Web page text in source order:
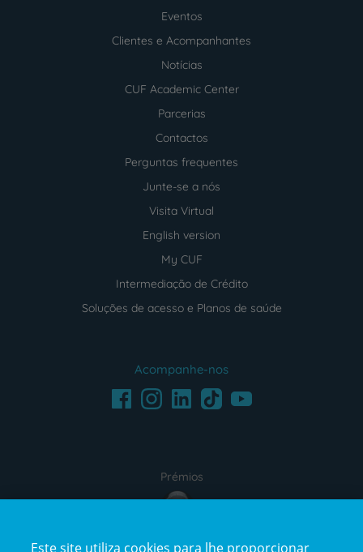
Eventos
Clientes e Acompanhantes
Notícias
CUF Academic Center
Parcerias
Contactos
Perguntas frequentes
Junte-se a nós
Visita Virtual
English version
My CUF
Intermediação de Crédito
Soluções de acesso e Planos de saúde
Acompanhe-nos
FacebookInstagramLinkedInTikTokYoutube
Prémios
award4
Este site utiliza cookies para lhe proporcionar